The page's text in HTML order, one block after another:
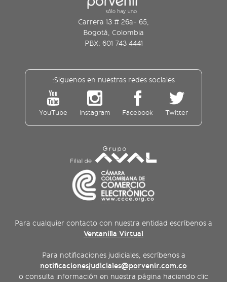
Carrera 13 # 26a- 65,
Bogotá, Colombia
PBX: 601 743 4441
Siguenos en nuestras redes sociales:
Twitter
Facebook
Instagram
YouTube
Para cualquier contacto con nuestra entidad escríbenos a
Ventanilla Virtual
Para notificaciones judiciales, escríbenos a
notificacionesjudiciales@porvenir.com.co
o consulta información en nuestra página haciendo clic